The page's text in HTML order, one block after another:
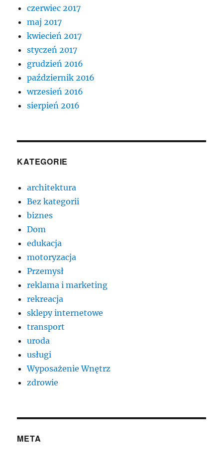
czerwiec 2017
maj 2017
kwiecień 2017
styczeń 2017
grudzień 2016
październik 2016
wrzesień 2016
sierpień 2016
KATEGORIE
architektura
Bez kategorii
biznes
Dom
edukacja
motoryzacja
Przemysł
reklama i marketing
rekreacja
sklepy internetowe
transport
uroda
usługi
Wyposażenie Wnętrz
zdrowie
META